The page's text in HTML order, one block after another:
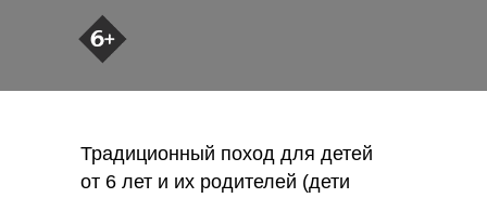
Традиционный поход для детей
от 6 лет и их родителей (дети